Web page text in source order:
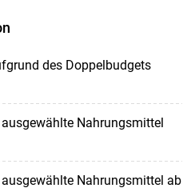
des Doppelbudgets
Nahrungsmittel
Nahrungsmittel ab